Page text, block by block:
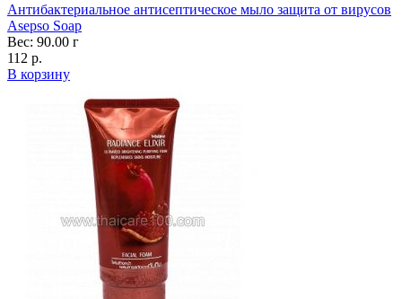
Антибактериальное антисептическое мыло защита от вирусов
Asepso Soap
Вес: 90.00 г
112 р.
В корзину